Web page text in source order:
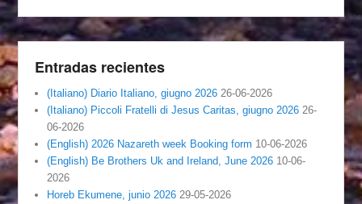
Entradas recientes
(Italiano) Diario Italiano, giugno 2026 26-06-2026
(Italiano) Piccoli Fratelli di Jesus Caritas, giugno 2026 26-
06-2026
(English) 2026 Nazareth week Booking form 10-06-2026
(English) Be Brothers Uk and Ireland, June 2026 10-06-
2026
Horeb Ekumene, junio 2026 29-05-2026